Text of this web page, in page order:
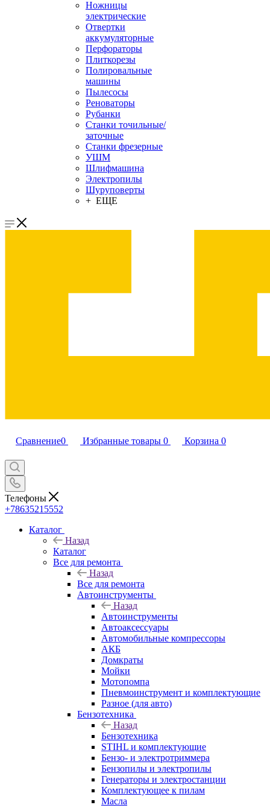
Ножницы
электрические
Отвертки
аккумуляторные
Перфораторы
Плиткорезы
Полировальные
машины
Пылесосы
Реноваторы
Рубанки
Станки точильные/
заточные
Станки фрезерные
УШМ
Шлифмашина
Электропилы
Шуруповерты
+ ЕЩЕ
Сравнение0 Избранные товары 0 Корзина 0
Телефоны
+78635215552
Каталог
Назад
Каталог
Все для ремонта
Назад
Все для ремонта
Автоинструменты
Назад
Автоинструменты
Автоаксессуары
Автомобильные компрессоры
АКБ
Домкраты
Мойки
Мотопомпа
Пневмоинструмент и комплектующие
Разное (для авто)
Бензотехника
Назад
Бензотехника
STIHL и комплектующие
Бензо- и электротриммера
Бензопилы и электропилы
Генераторы и электростанции
Комплектующее к пилам
Масла